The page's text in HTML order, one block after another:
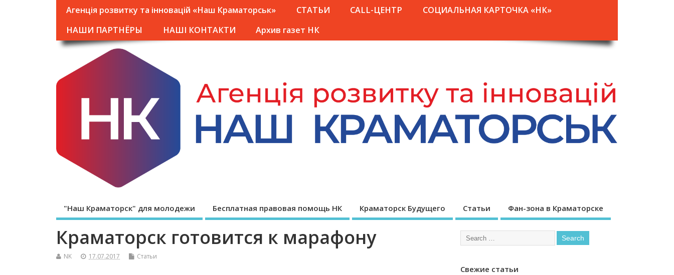
Агенція розвитку та інновацій «Наш Краматорськ» СТАТЬИ CALL-ЦЕНТР
СОЦИАЛЬНАЯ КАРТОЧКА «НК»
НАШИ ПАРТНЁРЫ
НАШІ КОНТАКТИ Архив газет НК
"Наш Краматорск" для молодежи Бесплатная правовая помощь НК Краматорск Будущего Статьи Фан-зона в Краматорске
Краматорск готовится к марафону
NK 17.07.2017 Статьи
Свежие статьи